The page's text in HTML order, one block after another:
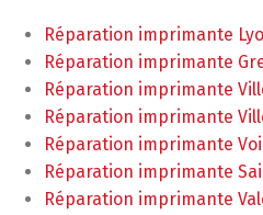
Réparation imprimante
Réparation imprimante
Réparation imprimante
Réparation imprimante
Réparation imprimante
Réparation imprimante
Réparation imprimante